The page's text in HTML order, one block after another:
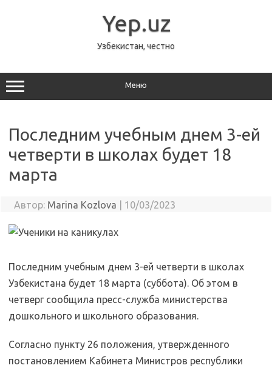
Yep.uz
Узбекистан, честно
Меню
Последним учебным днем 3-ей
четверти в школах будет 18
марта
Автор: Marina Kozlova 10/03/2023
Последним учебным днем 3-ей четверти в школах
Узбекистана будет 18 марта (суббота). Об этом в
четверг сообщила пресс-служба министерства
дошкольного и школьного образования.
Согласно пункту 26 положения, утвержденного
постановлением Кабинета Министров республики